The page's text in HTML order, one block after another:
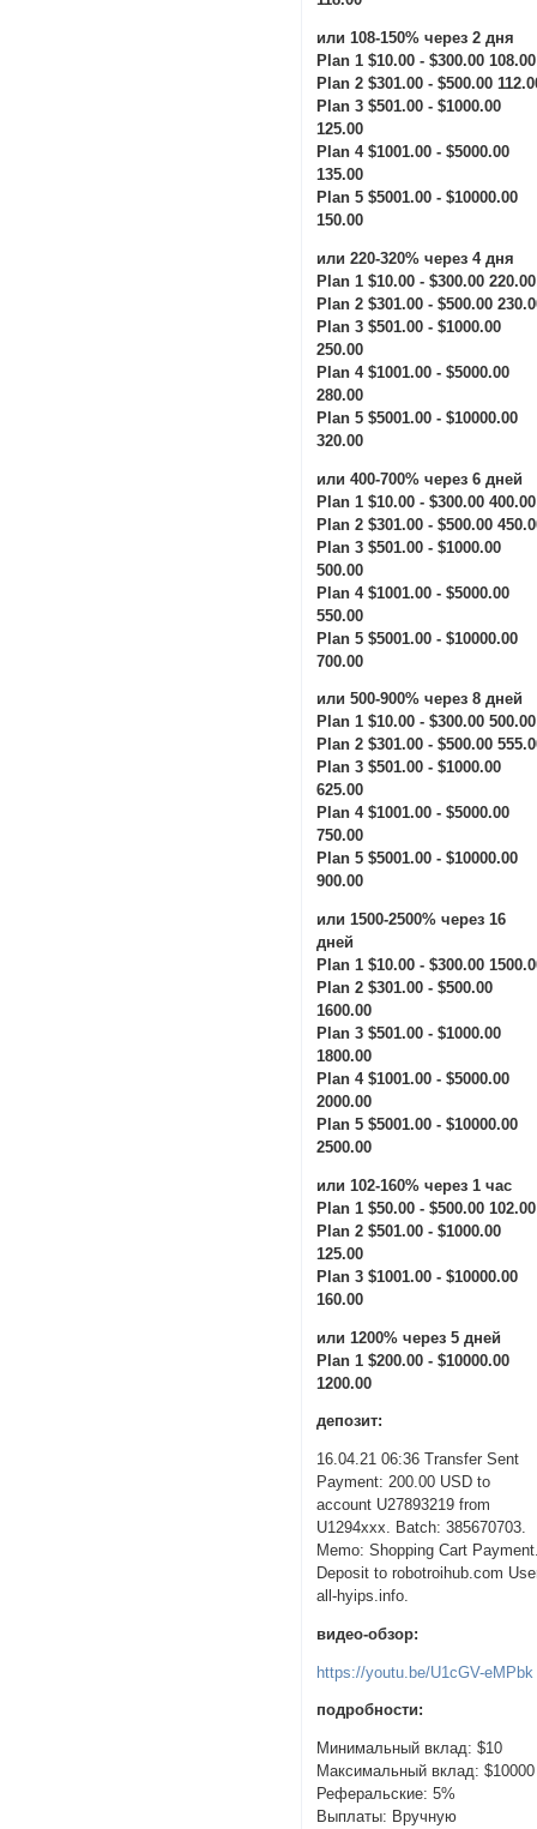
или 108-150% через 2 дня
Plan 1 $10.00 - $300.00 108.00
Plan 2 $301.00 - $500.00
Plan 3 $501.00 - $1000.00
125.00
Plan 4 $1001.00 - $5000.00
135.00
Plan 5 $5001.00 - $10000.00
150.00
или 220-320% через 4 дня
Plan 1 $10.00 - $300.00 220.00
Plan 2 $301.00 - $500.00
Plan 3 $501.00 - $1000.00
250.00
Plan 4 $1001.00 - $5000.00
280.00
Plan 5 $5001.00 - $10000.00
320.00
или 400-700% через 6 дней
Plan 1 $10.00 - $300.00 400.00
Plan 2 $301.00 - $500.00
Plan 3 $501.00 - $1000.00
500.00
Plan 4 $1001.00 - $5000.00
550.00
Plan 5 $5001.00 - $10000.00
700.00
или 500-900% через 8 дней
Plan 1 $10.00 - $300.00 500.00
Plan 2 $301.00 - $500.00
Plan 3 $501.00 - $1000.00
625.00
Plan 4 $1001.00 - $5000.00
750.00
Plan 5 $5001.00 - $10000.00
900.00
или 1500-2500% через 16
дней
Plan 1 $10.00 - $300.00
Plan 2 $301.00 - $500.00
1600.00
Plan 3 $501.00 - $1000.00
1800.00
Plan 4 $1001.00 - $5000.00
2000.00
Plan 5 $5001.00 - $10000.00
2500.00
или 102-160% через 1 час
Plan 1 $50.00 - $500.00 102.00
Plan 2 $501.00 - $1000.00
125.00
Plan 3 $1001.00 - $10000.00
160.00
или 1200% через 5 дней
Plan 1 $200.00 - $10000.00
1200.00
депозит:
16.04.21 06:36 Transfer Sent
Payment: 200.00 USD to
account U27893219 from
U1294xxx. Batch: 385670703.
Memo: Shopping Cart
Deposit to robotroihub.com
all-hyips.info.
видео-обзор:
https://youtu.be/U1cGV-eMPbk
подробности:
Минимальный вклад: $10
Максимальный вклад: $10000
Реферальские: 5%
Выплаты: Вручную